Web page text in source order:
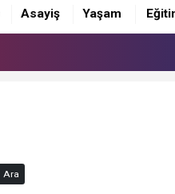
Asayiş Yaşam
Ara